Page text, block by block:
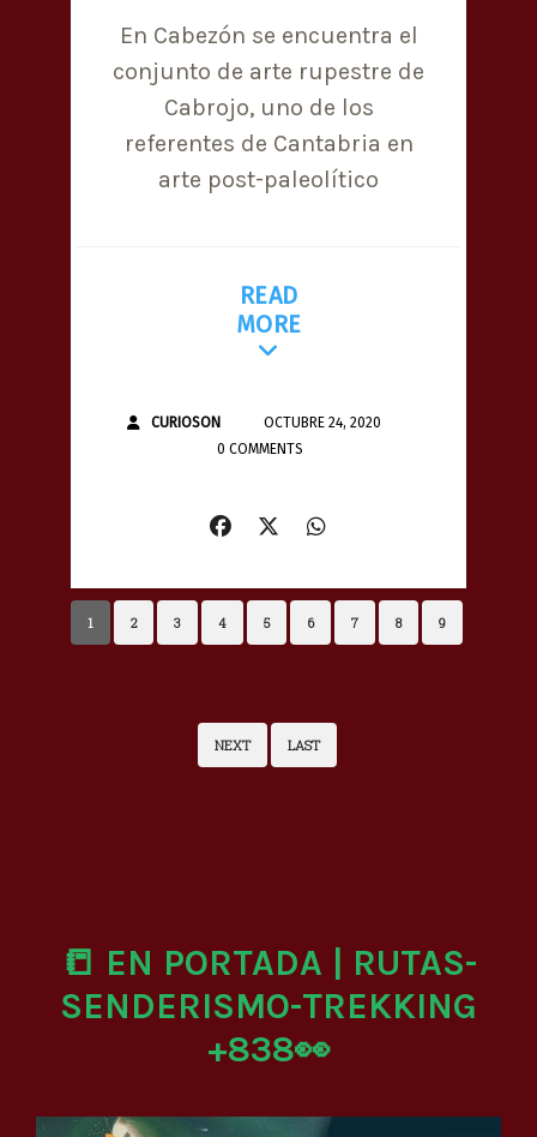
En Cabezón se encuentra el
conjunto de arte rupestre de
Cabrojo, uno de los
referentes de Cantabria en
arte post-paleolítico
READ
MORE
CURIOSON
OCTUBRE 24, 2020
0 COMMENTS
1 2 3 4 5 6 7 8 9
NEXT LAST
📒 EN PORTADA | RUTAS-
SENDERISMO-TREKKING
+838👀